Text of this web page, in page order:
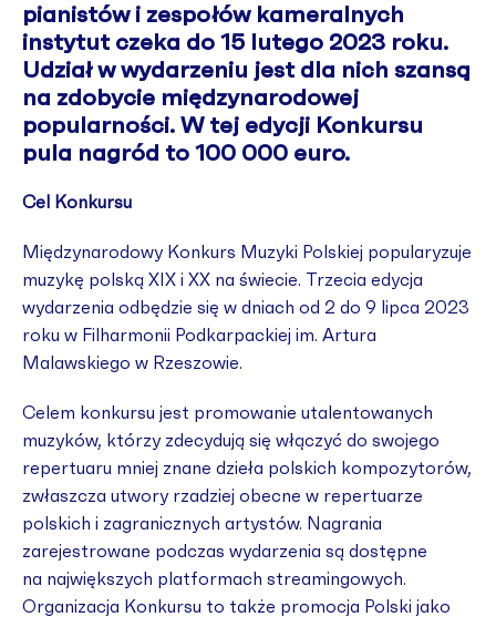
pianistów i zespołów kameralnych
instytut czeka do 15 lutego 2023 roku.
Udział w wydarzeniu jest dla nich szansą
na zdobycie międzynarodowej
popularności. W tej edycji Konkursu
pula nagród to 100 000 euro.
Cel Konkursu
Międzynarodowy Konkurs Muzyki Polskiej popularyzuje
muzykę polską XIX i XX na świecie. Trzecia edycja
wydarzenia odbędzie się w dniach od 2 do 9 lipca 2023
roku w Filharmonii Podkarpackiej im. Artura
Malawskiego w Rzeszowie.
Celem konkursu jest promowanie utalentowanych
muzyków, którzy zdecydują się włączyć do swojego
repertuaru mniej znane dzieła polskich kompozytorów,
zwłaszcza utwory rzadziej obecne w repertuarze
polskich i zagranicznych artystów. Nagrania
zarejestrowane podczas wydarzenia są dostępne
na największych platformach streamingowych.
Organizacja Konkursu to także promocja Polski jako